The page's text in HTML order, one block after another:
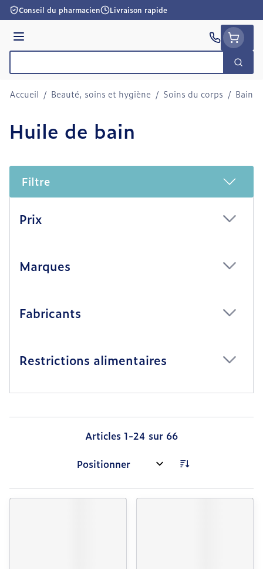
Aller au contenu
Conseil du pharmacien Livraison rapide
Menu
Accueil / Beauté, soins et hygiène / Soins du corps / Bain
Huile de bain
Filtre
Prix
Marques
Fabricants
Restrictions alimentaires
Articles 1-24 sur 66
Trier par: